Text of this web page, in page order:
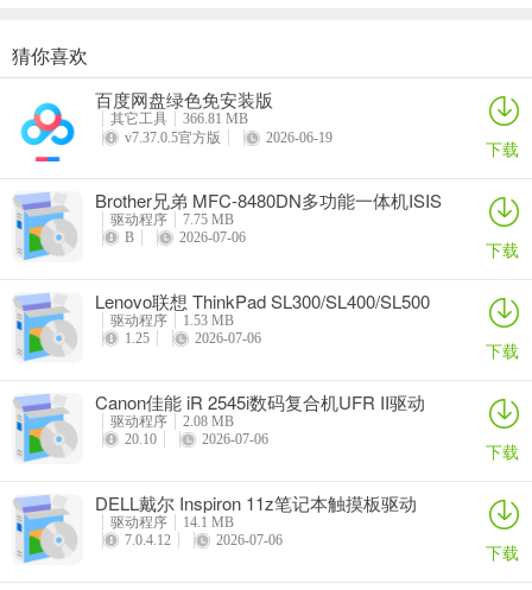
奥睿科PAS3062-2E/PAS3062-2S/PAS3064-2S2E系列扩展卡驱动
详情
Canon佳能 PowerShot A310 WIA驱动
详情
AMD Mobility Radeon HD 2000/HD 3000/HD 4000/HD 5000系列移动显卡催化剂驱动
映泰Hi-Fi H77S 5.x主板BIOS
猜你喜欢
百度网盘绿色免安装版
其它工具
366.81 MB
v7.37.0.5官方版
2026-06-19 下载
Brother兄弟 MFC-8480DN多功能一体机ISIS
驱动
驱动程序
7.75 MB
B
2026-07-06 下载
Lenovo联想 ThinkPad SL300/SL400/SL500
笔记本BIOS
驱动程序
1.53 MB
1.25
2026-07-06 下载
Canon佳能 iR 2545i数码复合机UFR II驱动
驱动程序
2.08 MB
20.10
2026-07-06 下载
DELL戴尔 Inspiron 11z笔记本触摸板驱动
驱动程序
14.1 MB
7.0.4.12
2026-07-06 下载